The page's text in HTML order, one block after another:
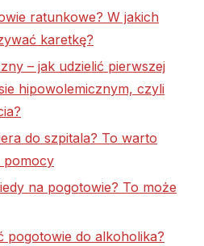
ratunkowe? W jakich
karetkę?
– jak udzielić pierwszej
hipowolemicznym, czyli
do szpitala? To warto
pomocy
na pogotowie? To może
pogotowie do alkoholika?